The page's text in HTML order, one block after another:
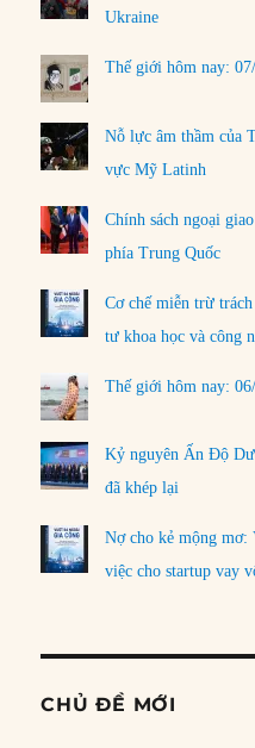
Ukraine
Thế giới hôm nay:
Nỗ lực âm thầm của
vực Mỹ Latinh
Chính sách ngoại
phía Trung Quốc
Cơ chế miễn trừ
tư khoa học và công
Thế giới hôm nay:
Kỷ nguyên Ấn Độ
đã khép lại
Nợ cho kẻ mộng mơ:
việc cho startup vay
CHỦ ĐỀ MỚI